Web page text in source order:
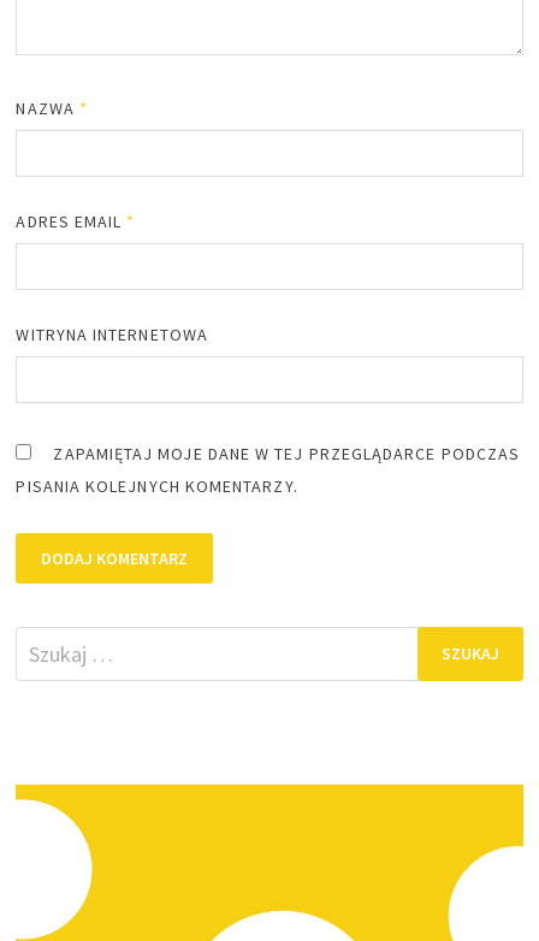
NAZWA *
ADRES EMAIL *
WITRYNA INTERNETOWA
ZAPAMIĘTAJ MOJE DANE W TEJ PRZEGLĄDARCE PODCZAS
PISANIA KOLEJNYCH KOMENTARZY.
Szukaj: